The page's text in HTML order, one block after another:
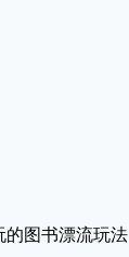
的图书漂流玩法